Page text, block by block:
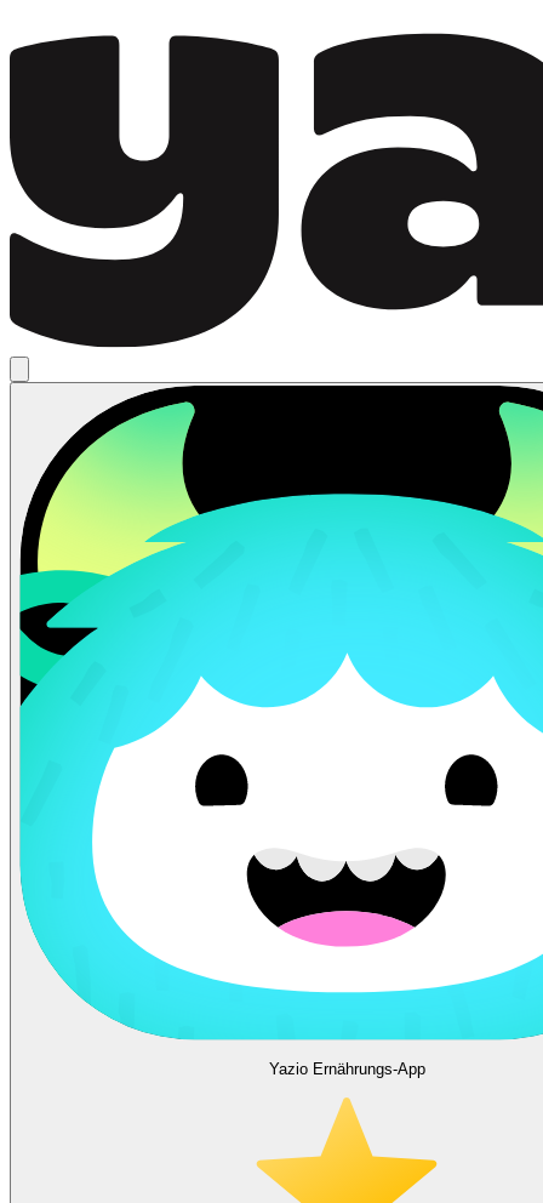
Yazio Ernährungs-App